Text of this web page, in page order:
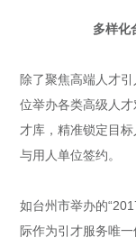
多样化
除了聚焦高端人才
位举办各类高级人
才库，精准锁定目
与用人单位签约。
如台州市举办的
际作为引才服务唯